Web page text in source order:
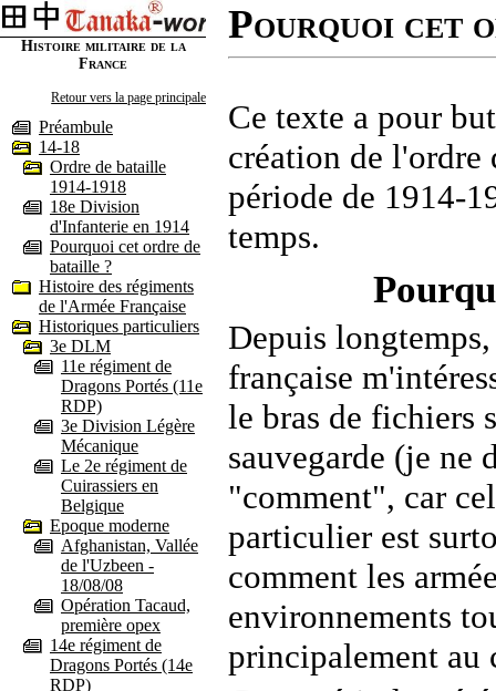
Histoire militaire de la
France
Retour vers la page principale
Préambule
14-18
Ordre de bataille
1914-1918
18e Division
d'Infanterie en 1914
Pourquoi cet ordre de
bataille ?
Histoire des régiments
de l'Armée Française
Historiques particuliers
3e DLM
11e régiment de
Dragons Portés (11e
RDP)
3e Division Légère
Mécanique
Le 2e régiment de
Cuirassiers en
Belgique
Epoque moderne
Afghanistan, Vallée
de l'Uzbeen -
18/08/08
Opération Tacaud,
première opex
14e régiment de
Dragons Portés (14e
RDP)
Pourquoi cet
Ce texte a pour
création de l'ordre
période de 1914-
temps.
Depuis
française
le bras de fichiers
sauvegarde (je ne
"comment", car
particulier est
comment les
environnements
principalement au